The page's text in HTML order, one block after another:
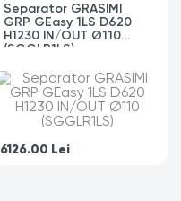
Separator GRASIMI
GRP GEasy 1LS D620
H1230 IN/OUT Ø110
(SGGLR1LS)
6126.00 Lei